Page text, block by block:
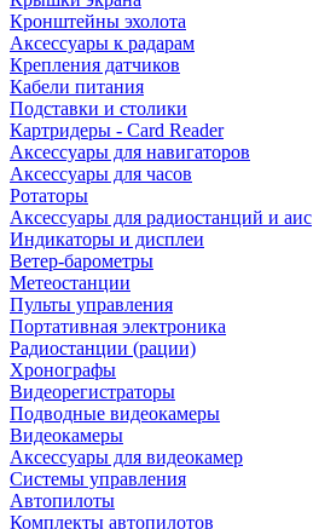
Кронштейны эхолота
Аксессуары к радарам
Крепления датчиков
Кабели питания
Подставки и столики
Картридеры - Card Reader
Аксессуары для навигаторов
Аксессуары для часов
Ротаторы
Аксессуары для радиостанций и аис
Индикаторы и дисплеи
Ветер-барометры
Метеостанции
Пульты управления
Портативная электроника
Радиостанции (рации)
Хронографы
Видеорегистраторы
Подводные видеокамеры
Видеокамеры
Аксессуары для видеокамер
Системы управления
Автопилоты
Комплекты автопилотов